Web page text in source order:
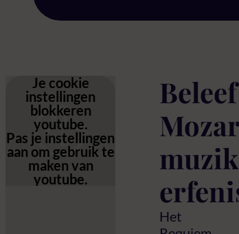
Beleef
Het
Je cookie
instellingen
blokkeren
youtube.
Pas je instellingen
aan om gebruik te
maken van
youtube.